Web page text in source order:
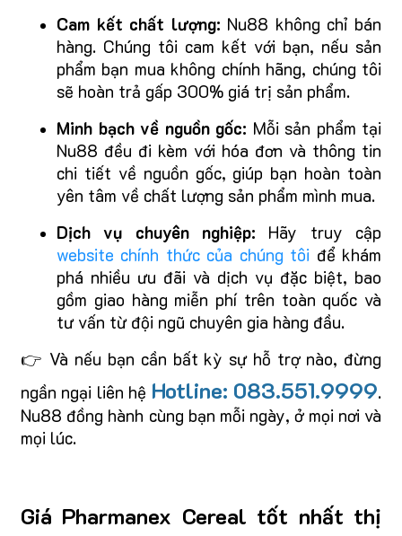
Cam kết chất lượng: Nu88 không chỉ bán
hàng. Chúng tôi cam kết với bạn, nếu sản
phẩm bạn mua không chính hãng, chúng tôi
sẽ hoàn trả gấp 300% giá trị sản phẩm.
Minh bạch về nguồn gốc: Mỗi sản phẩm tại
Nu88 đều đi kèm với hóa đơn và thông tin
chi tiết về nguồn gốc, giúp bạn hoàn toàn
yên tâm về chất lượng sản phẩm mình mua.
Dịch vụ chuyên nghiệp: Hãy truy cập
website chính thức của chúng tôi để khám
phá nhiều ưu đãi và dịch vụ đặc biệt, bao
gồm giao hàng miễn phí trên toàn quốc và
tư vấn từ đội ngũ chuyên gia hàng đầu.
👉 Và nếu bạn cần bất kỳ sự hỗ trợ nào, đừng
ngần ngại liên hệ Hotline: 083.551.9999.
Nu88 đồng hành cùng bạn mỗi ngày, ở mọi nơi và
mọi lúc.
Giá Pharmanex Cereal tốt nhất thị